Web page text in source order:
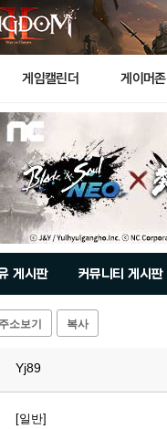
게임캘린더 게이머존
게시판 커뮤니티 게시판
주소보기 복사
Yj89
[일반]